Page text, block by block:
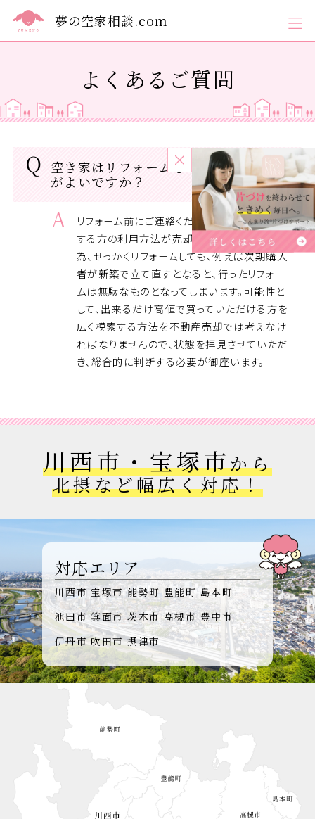
夢の空家相談.com
よくあるご質問
空き家はリフォームしてから売った方
がよいですか？
リフォーム前にご連絡ください。空き家を購入
する方の利用方法が売却をするまでは不明な
為、せっかくリフォームしても、例えば次期購入
者が新築で立て直すとなると、行ったリフォー
ムは無駄なものとなってしまいます。可能性と
して、出来るだけ高値で買っていただける方を
広く模索する方法を不動産売却では考えなけ
ればなりませんので、状態を拝見させていただ
き、総合的に判断する必要が御座います。
川西市・宝塚市から
北摂など幅広く対応！
対応エリア
川西市 宝塚市 能勢町 豊能町 島本町
池田市 箕面市 茨木市 高槻市 豊中市
伊丹市 吹田市 摂津市